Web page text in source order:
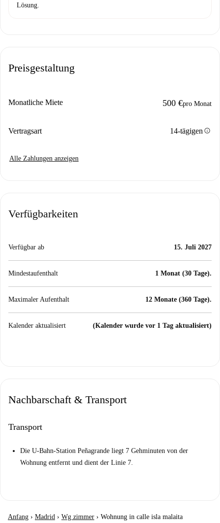
Lösung.
Preisgestaltung
Monatliche Miete 500 €pro Monat
Vertragsart 14-tägigeninfo
Alle Zahlungen anzeigen
Verfügbarkeiten
Verfügbar ab 15. Juli 2027
Mindestaufenthalt 1 Monat (30 Tage).
Maximaler Aufenthalt 12 Monate (360 Tage).
Kalender aktualisiert (Kalender wurde vor 1 Tag aktualisiert)
Nachbarschaft & Transport
Transport
Die U-Bahn-Station Peñagrande liegt 7 Gehminuten von der
Wohnung entfernt und dient der Linie 7.
Anfang › Madrid › Wg zimmer › Wohnung in calle isla malaita